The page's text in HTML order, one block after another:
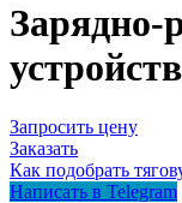
Зарядно-
Запросить цену
Заказать
Как подобрать
Написать в Telegram